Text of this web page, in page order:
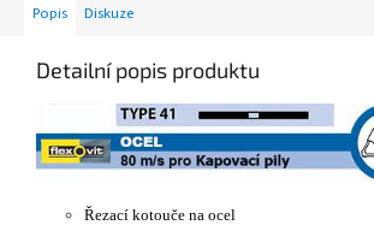
Popis Diskuze
Detailní popis produktu
Řezací kotouče na ocel